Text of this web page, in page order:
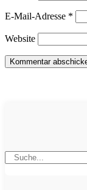
E-Mail-Adresse *
Website